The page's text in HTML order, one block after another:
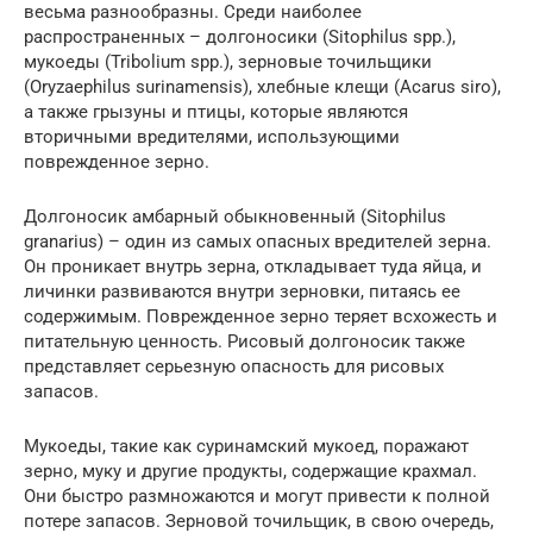
весьма разнообразны. Среди наиболее
распространенных – долгоносики (Sitophilus spp.),
мукоеды (Tribolium spp.), зерновые точильщики
(Oryzaephilus surinamensis), хлебные клещи (Acarus siro),
а также грызуны и птицы, которые являются
вторичными вредителями, использующими
поврежденное зерно.
Долгоносик амбарный обыкновенный (Sitophilus
granarius) – один из самых опасных вредителей зерна.
Он проникает внутрь зерна, откладывает туда яйца, и
личинки развиваются внутри зерновки, питаясь ее
содержимым. Поврежденное зерно теряет всхожесть и
питательную ценность. Рисовый долгоносик также
представляет серьезную опасность для рисовых
запасов.
Мукоеды, такие как суринамский мукоед, поражают
зерно, муку и другие продукты, содержащие крахмал.
Они быстро размножаются и могут привести к полной
потере запасов. Зерновой точильщик, в свою очередь,